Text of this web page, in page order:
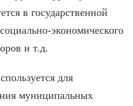
в государственной
экономического
и т.д.
для
муниципальных